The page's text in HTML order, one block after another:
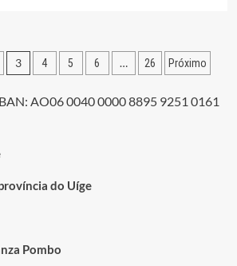
3 4 5 6 … 26 Próximo
AO06 0040 0000 8895 9251 0161
do Uíge
Pombo